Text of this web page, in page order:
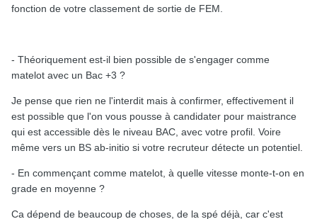
fonction de votre classement de sortie de FEM.
- Théoriquement est-il bien possible de s'engager comme
matelot avec un Bac +3 ?
Je pense que rien ne l'interdit mais à confirmer, effectivement il
est possible que l'on vous pousse à candidater pour maistrance
qui est accessible dès le niveau BAC, avec votre profil. Voire
même vers un BS ab-initio si votre recruteur détecte un potentiel.
- En commençant comme matelot, à quelle vitesse monte-t-on en
grade en moyenne ?
Ca dépend de beaucoup de choses, de la spé déjà, car c'est